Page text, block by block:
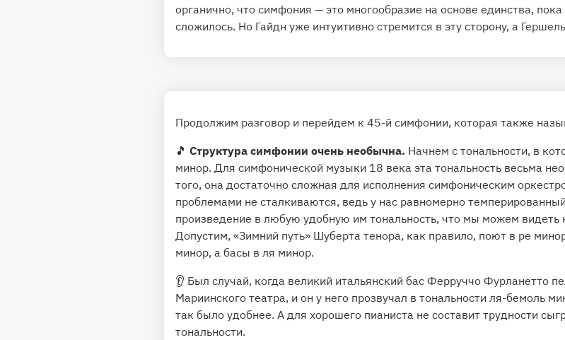
органично, что симфония — это многообразие на основе единства,
сложилось. Но Гайдн уже интуитивно стремится в эту сторону, а
Продолжим разговор и перейдем к 45-й симфонии, которая также
🎵 Структура симфонии очень необычна. Начнем с тональности, в
минор. Для симфонической музыки 18 века эта тональность весьма
того, она достаточно сложная для исполнения симфоническим
проблемами не сталкиваются, ведь у нас равномерно
произведение в любую удобную им тональность, что мы можем видеть
Допустим, «Зимний путь» Шуберта тенора, как правило, поют в ре
минор, а басы в ля минор.
👂 Был случай, когда великий итальянский бас Ферруччо Фурланетто
Мариинского театра, и он у него прозвучал в тональности ля-бемоль
так было удобнее. А для хорошего пианиста не составит трудности
тональности.